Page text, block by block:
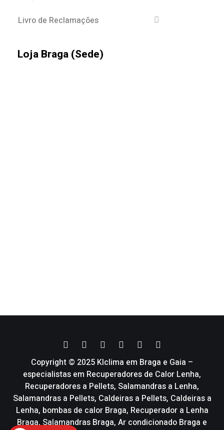
Livro de Reclamações
Loja Braga (Sede)
Copyright © 2025 Klclima em Braga e Gaia –
especialistas em Recuperadores de Calor Lenha,
Recuperadores a Pellets, Salamandras a Lenha,
Salamandras a Pellets, Caldeiras a Pellets, Caldeiras a
Lenha, bombas de calor Braga, Recuperador a Lenha
Braga, Salamandras Braga, Ar condicionado Braga e